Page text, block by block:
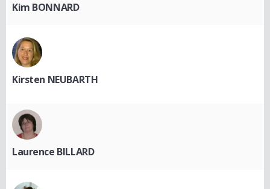
Kim BONNARD
Kirsten NEUBARTH
Laurence BILLARD